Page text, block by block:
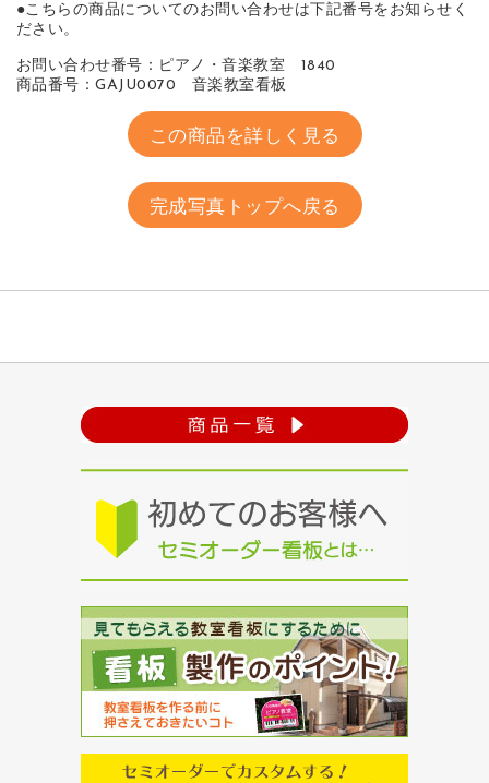
●こちらの商品についてのお問い合わせは下記番号をお知らせく
ださい。
お問い合わせ番号：ピアノ・音楽教室 1840
商品番号：GAJU0070 音楽教室看板
この商品を詳しく見る
完成写真トップへ戻る